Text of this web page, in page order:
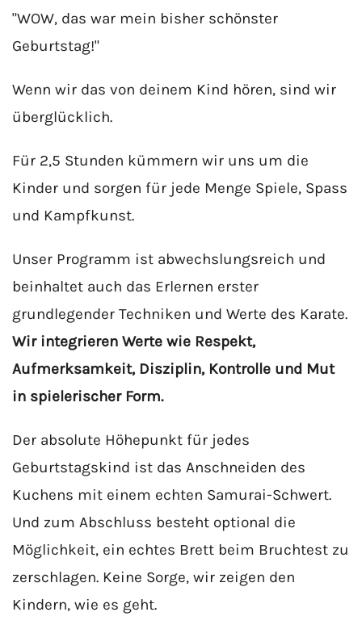
"WOW, das war mein bisher schönster
Geburtstag!"
Wenn wir das von deinem Kind hören, sind wir
überglücklich.
Für 2,5 Stunden kümmern wir uns um die
Kinder und sorgen für jede Menge Spiele, Spass
und Kampfkunst.
Unser Programm ist abwechslungsreich und
beinhaltet auch das Erlernen erster
grundlegender Techniken und Werte des Karate.
Wir integrieren Werte wie Respekt,
Aufmerksamkeit, Disziplin, Kontrolle und Mut
in spielerischer Form.
Der absolute Höhepunkt für jedes
Geburtstagskind ist das Anschneiden des
Kuchens mit einem echten Samurai-Schwert.
Und zum Abschluss besteht optional die
Möglichkeit, ein echtes Brett beim Bruchtest zu
zerschlagen. Keine Sorge, wir zeigen den
Kindern, wie es geht.